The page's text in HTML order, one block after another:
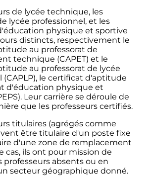
de lycée technique, les
lycée professionnel, et les
physique et sportive
distincts, respectivement le
au professorat de
technique (CAPET) et le
au professorat de lycée
(CAPLP), le certificat d'aptitude
d'éducation physique et
Leur carrière se déroule de
que les professeurs certifiés.
titulaires (agrégés comme
être titulaire d'un poste fixe
d'une zone de remplacement
cas, ils ont pour mission de
professeurs absents ou en
secteur géographique donné.